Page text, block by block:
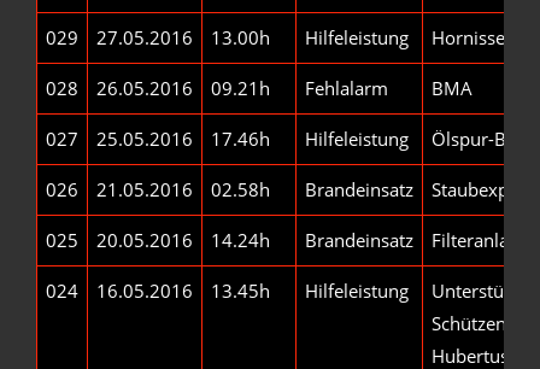
029 27.05.2016 13.00h Hilfeleistung Hornissen-/
028 26.05.2016 09.21h Fehlalarm BMA
027 25.05.2016 17.46h Hilfeleistung Ölspur-
026 21.05.2016 02.58h Brandeinsatz
025 20.05.2016 14.24h Brandeinsatz
024 16.05.2016 13.45h Hilfeleistung
Hubertus